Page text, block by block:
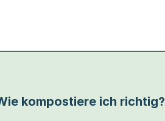
kompostiere ich richtig?